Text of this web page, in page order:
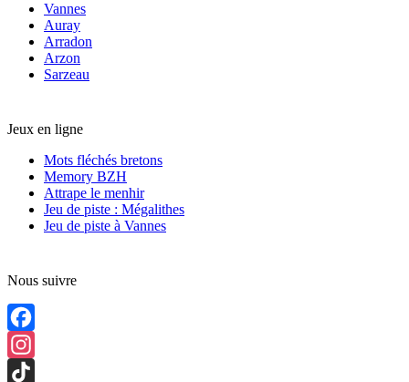
Vannes
Auray
Arradon
Arzon
Sarzeau
Jeux en ligne
Mots fléchés bretons
Memory BZH
Attrape le menhir
Jeu de piste : Mégalithes
Jeu de piste à Vannes
Nous suivre
Facebook
Instagram